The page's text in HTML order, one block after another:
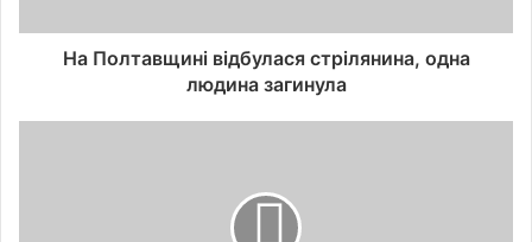
На Полтавщині відбулася стрілянина, одна
людина загинула